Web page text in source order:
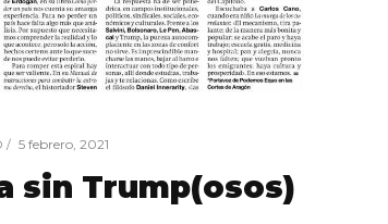
5 febrero, 2021
sin Trump(osos)